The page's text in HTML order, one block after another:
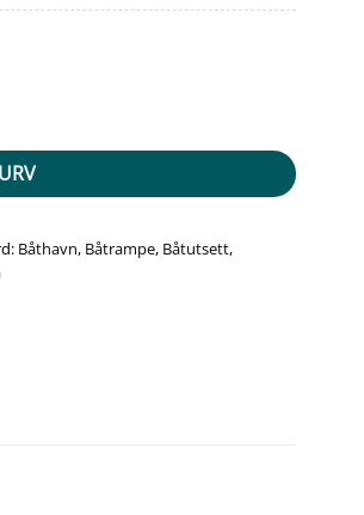
Båthavn, Båtrampe, Båtutsett,